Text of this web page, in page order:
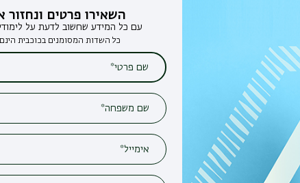
השאירו פרטים ונחזור אליכם
עם כל המידע שחשוב לדעת על לימודים בבר-אילן
כל השדות המסומנים בכוכבית הינם חובה*